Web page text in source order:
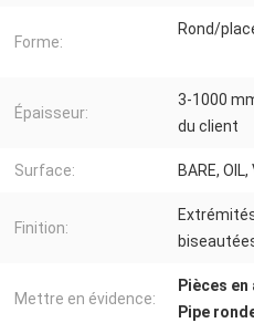
Forme:
Rond/
Épaisseur:
3-1000
du client
Surface: BARE,
Finition:
Mettre en évidence:
Pièces
Pipe